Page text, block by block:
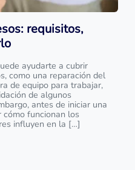
requisitos,
ayudarte a cubrir
como una reparación del
de equipo para trabajar,
de algunos
antes de iniciar una
funcionan los
influyen en la […]